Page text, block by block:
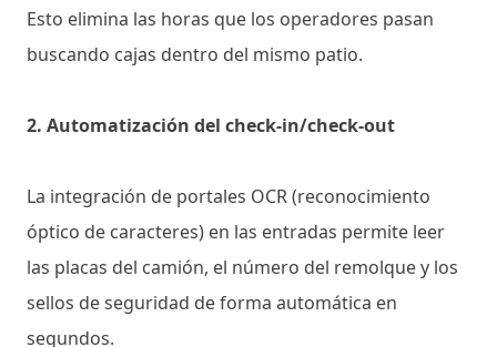
Esto elimina las horas que los operadores pasan
buscando cajas dentro del mismo patio.
2. Automatización del check-in/check-out
La integración de portales OCR (reconocimiento
óptico de caracteres) en las entradas permite leer
las placas del camión, el número del remolque y los
sellos de seguridad de forma automática en
segundos.